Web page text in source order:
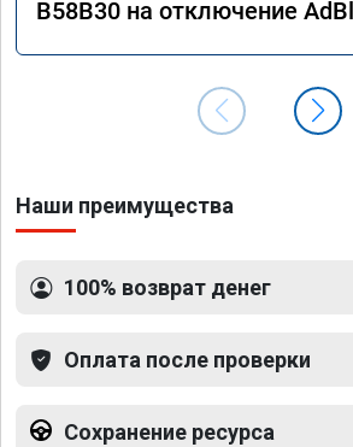
B58B30 на отключение
Наши преимущества
100% возврат денег
Оплата после проверки
Сохранение ресурса